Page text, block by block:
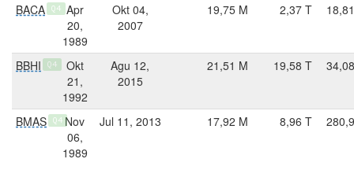
BACA Q4
Apr
20,
1989
Okt 04,
2007
19,75 M 2,37 T
BBHI Q4
Okt
21,
1992
Agu 12,
2015
21,51 M 19,58 T
BMAS Q4 Nov
06,
1989
Jul 11, 2013 17,92 M 8,96 T